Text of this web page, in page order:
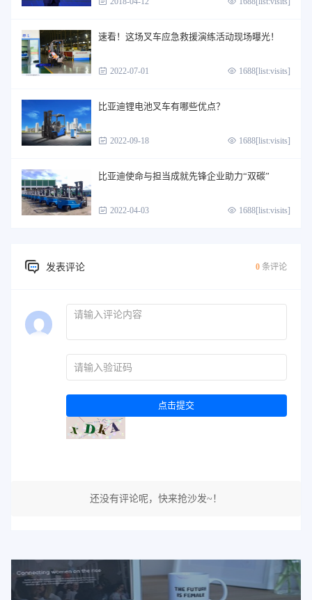
速看！这场叉车应急救援演练活动现场曝光！
2022-07-01 1688[list:visits]
比亚迪锂电池叉车有哪些优点？
2022-09-18 1688[list:visits]
比亚迪使命与担当成就先锋企业助力“双碳”
2022-04-03 1688[list:visits]
发表评论 0 条评论
点击提交
还没有评论呢，快来抢沙发~！